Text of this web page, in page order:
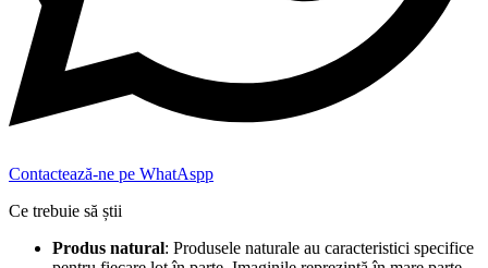
Contactează-ne pe WhatAspp
Ce trebuie să știi
Produs natural: Produsele naturale au caracteristici specifice